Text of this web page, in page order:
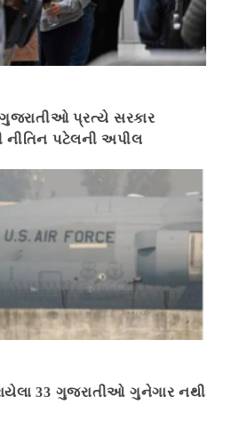
ગુજરાતીઓ પ્રત્યે સરકાર
નીતિન પટેલની અપીલ
33 ગુજરાતીઓ ગુનેગાર નથી